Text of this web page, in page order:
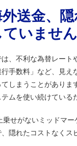
送金、
ていませ
、不利な為替レート
手数料」など、見え
しまうことがありま
ムを使い続けている
乗せがないミッドマー
隠れたコストなくス